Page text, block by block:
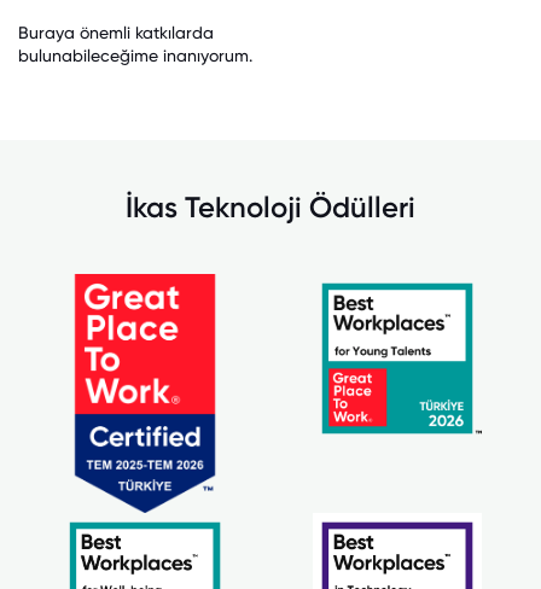
Buraya önemli katkılarda
bulunabileceğime inanıyorum.
İkas Teknoloji Ödülleri